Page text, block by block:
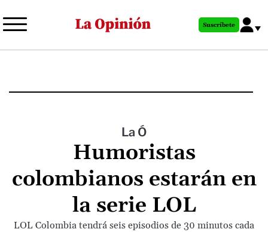
al
principal
Suscríbete
La Ó
Humoristas
colombianos estarán en
la serie LOL
LOL Colombia tendrá seis episodios de 30 minutos cada